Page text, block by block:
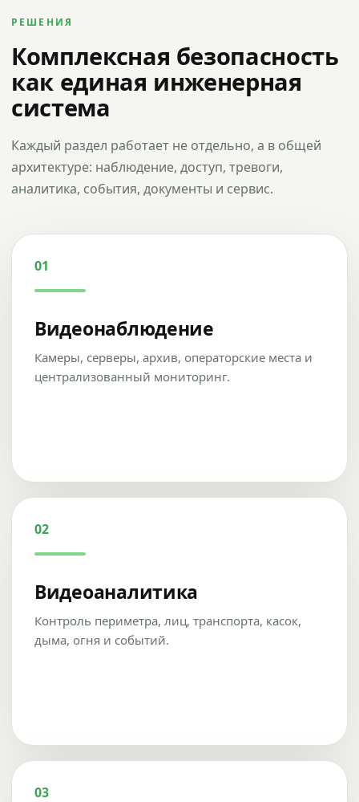
РЕШЕНИЯ
Комплексная безопасность
как единая инженерная
система
Каждый раздел работает не отдельно, а в общей
архитектуре: наблюдение, доступ, тревоги,
аналитика, события, документы и сервис.
01
Видеонаблюдение
Камеры, серверы, архив, операторские места и
централизованный мониторинг.
02
Видеоаналитика
Контроль периметра, лиц, транспорта, касок,
дыма, огня и событий.
03